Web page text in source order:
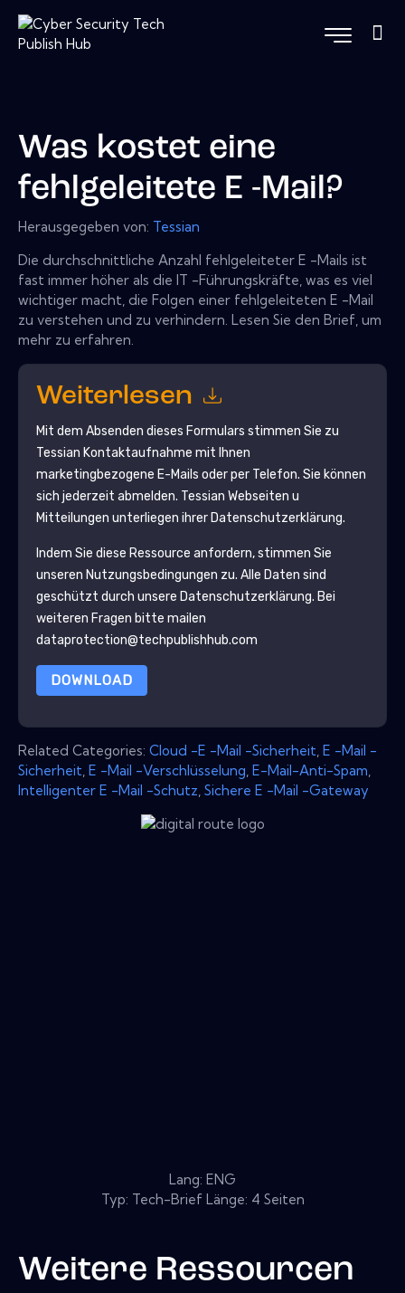
Was kostet eine
fehlgeleitete E -Mail?
Herausgegeben von: Tessian
Die durchschnittliche Anzahl fehlgeleiteter E -Mails ist
fast immer höher als die IT -Führungskräfte, was es viel
wichtiger macht, die Folgen einer fehlgeleiteten E -Mail
zu verstehen und zu verhindern. Lesen Sie den Brief, um
mehr zu erfahren.
Weiterlesen
Mit dem Absenden dieses Formulars stimmen Sie zu
Tessian Kontaktaufnahme mit Ihnen
marketingbezogene E-Mails oder per Telefon. Sie können
sich jederzeit abmelden. Tessian Webseiten u
Mitteilungen unterliegen ihrer Datenschutzerklärung.
Indem Sie diese Ressource anfordern, stimmen Sie
unseren Nutzungsbedingungen zu. Alle Daten sind
geschützt durch unsere Datenschutzerklärung. Bei
weiteren Fragen bitte mailen
dataprotection@techpublishhub.com
DOWNLOAD
Related Categories: Cloud -E -Mail -Sicherheit E -Mail -
Sicherheit E -Mail -Verschlüsselung E-Mail-Anti-Spam
Intelligenter E -Mail -Schutz Sichere E -Mail -Gateway
Lang: ENG
Typ: Tech-Brief Länge: 4 Seiten
Weitere Ressourcen